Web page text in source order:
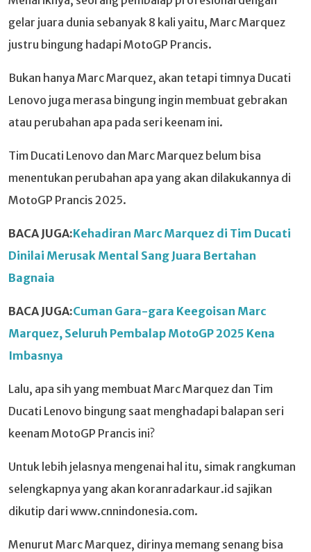
gelar juara dunia sebanyak 8 kali yaitu, Marc Marquez
justru bingung hadapi MotoGP Prancis.
Bukan hanya Marc Marquez, akan tetapi timnya Ducati
Lenovo juga merasa bingung ingin membuat gebrakan
atau perubahan apa pada seri keenam ini.
Tim Ducati Lenovo dan Marc Marquez belum bisa
menentukan perubahan apa yang akan dilakukannya di
MotoGP Prancis 2025.
BACA JUGA:Kehadiran Marc Marquez di Tim Ducati
Dinilai Merusak Mental Sang Juara Bertahan
Bagnaia
BACA JUGA:Cuman Gara-gara Keegoisan Marc
Marquez, Seluruh Pembalap MotoGP 2025 Kena
Imbasnya
Lalu, apa sih yang membuat Marc Marquez dan Tim
Ducati Lenovo bingung saat menghadapi balapan seri
keenam MotoGP Prancis ini?
Untuk lebih jelasnya mengenai hal itu, simak rangkuman
selengkapnya yang akan koranradarkaur.id sajikan
dikutip dari www.cnnindonesia.com.
Menurut Marc Marquez, dirinya memang senang bisa